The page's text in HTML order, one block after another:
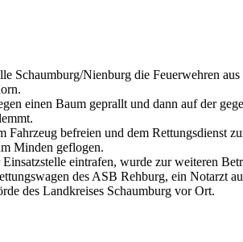
Schaumburg/Nienburg die Feuerwehren
einen Baum geprallt und dann auf der
befreien und dem Rettungsdienst
Minden geflogen.
eintrafen, wurde zur weiteren
des ASB Rehburg, ein Notarzt
des Landkreises Schaumburg vor Ort.